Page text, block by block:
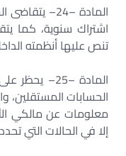
المادة –24–
اشتراك سنوية، كما
تنص عليها أنظمته
المادة
الحسابات المستقلين،
معلومات عن مالكي
إلا في الحالات التي